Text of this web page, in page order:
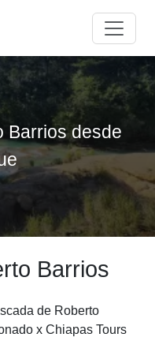
Barrios desde
Barrios
de Roberto
x Chiapas Tours